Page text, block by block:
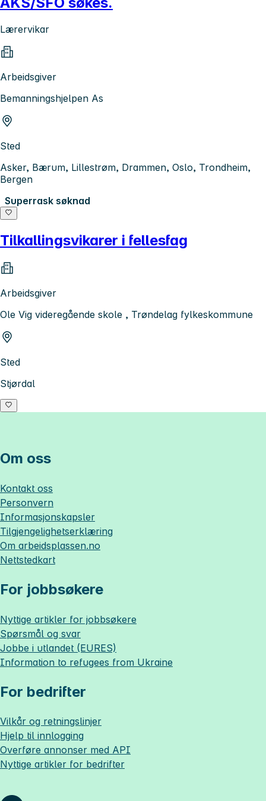
Lærervikar
Arbeidsgiver
Bemanningshjelpen As
Sted
Asker, Bærum, Lillestrøm, Drammen, Oslo, Trondheim,
Bergen
Superrask søknad
Tilkallingsvikarer i fellesfag
Arbeidsgiver
Ole Vig videregående skole , Trøndelag fylkeskommune
Sted
Stjørdal
Om oss
Kontakt oss
Personvern
Informasjonskapsler
Tilgjengelighetserklæring
Om arbeidsplassen.no
Nettstedkart
For jobbsøkere
Nyttige artikler for jobbsøkere
Spørsmål og svar
Jobbe i utlandet (EURES)
Information to refugees from Ukraine
For bedrifter
Vilkår og retningslinjer
Hjelp til innlogging
Overføre annonser med API
Nyttige artikler for bedrifter